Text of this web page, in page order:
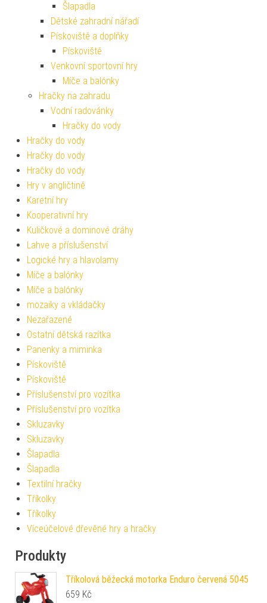
Šlapadla
Dětské zahradní nářadí
Pískoviště a doplňky
Pískoviště
Venkovní sportovní hry
Míče a balónky
Hračky na zahradu
Vodní radovánky
Hračky do vody
Hračky do vody
Hračky do vody
Hračky do vody
Hry v angličtině
Karetní hry
Kooperativní hry
Kuličkové a dominové dráhy
Lahve a příslušenství
Logické hry a hlavolamy
Míče a balónky
Míče a balónky
mozaiky a vkládačky
Nezařazené
Ostatní dětská razítka
Panenky a miminka
Pískoviště
Pískoviště
Příslušenství pro vozítka
Příslušenství pro vozítka
Skluzavky
Skluzavky
Šlapadla
Šlapadla
Textilní hračky
Tříkolky
Tříkolky
Víceúčelové dřevěné hry a hračky
Produkty
Tříkolová běžecká motorka Enduro červená 5045
659 Kč